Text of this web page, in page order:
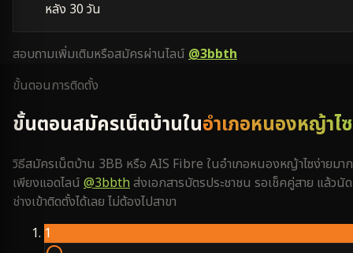
หลัง 30 วัน
สอบถามเพิ่มเติมหรือสมัครผ่านไลน์ @3bbth
ขั้นตอนการติดตั้ง
ขั้นตอนสมัครเน็ตบ้านในอำเภอหนองหญ้าไซ
วิธีสมัครเน็ตบ้าน 3BB หรือ AIS Fibre ในอำเภอหนองหญ้าไซง่ายมาก
เพียงแอดไลน์ @3bbthส่งเอกสารบัตรประชาชน รอเช็คคู่สาย แล้วนัด
ช่างเข้าติดตั้งได้เลย ไม่ต้องไปสาขา
1